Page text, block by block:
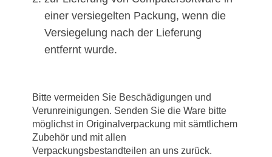
einer versiegelten Packung, wenn die
Versiegelung nach der Lieferung
entfernt wurde.
Bitte vermeiden Sie Beschädigungen und
Verunreinigungen. Senden Sie die Ware bitte
möglichst in Originalverpackung mit sämtlichem
Zubehör und mit allen
Verpackungsbestandteilen an uns zurück.